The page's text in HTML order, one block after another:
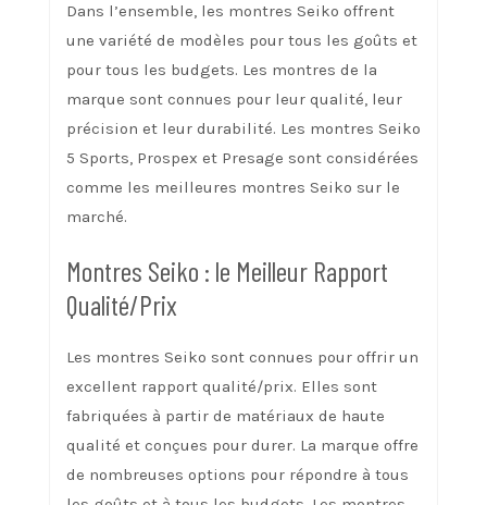
Dans l’ensemble, les montres Seiko offrent
une variété de modèles pour tous les goûts et
pour tous les budgets. Les montres de la
marque sont connues pour leur qualité, leur
précision et leur durabilité. Les montres Seiko
5 Sports, Prospex et Presage sont considérées
comme les meilleures montres Seiko sur le
marché.
Montres Seiko : le Meilleur Rapport
Qualité/Prix
Les montres Seiko sont connues pour offrir un
excellent rapport qualité/prix. Elles sont
fabriquées à partir de matériaux de haute
qualité et conçues pour durer. La marque offre
de nombreuses options pour répondre à tous